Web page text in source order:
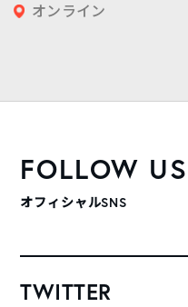
オンライン
FOLLOW US
オフィシャルSNS
TWITTER